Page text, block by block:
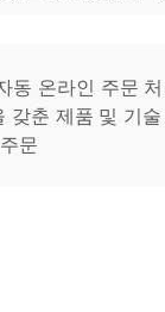
동 온라인 주문
갖춘 제품 및 기술
문